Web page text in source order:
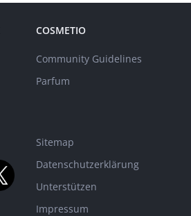
COSMETIO
Community Guidelines
Parfum
Sitemap
Datenschutzerklärung
Unterstützen
Impressum